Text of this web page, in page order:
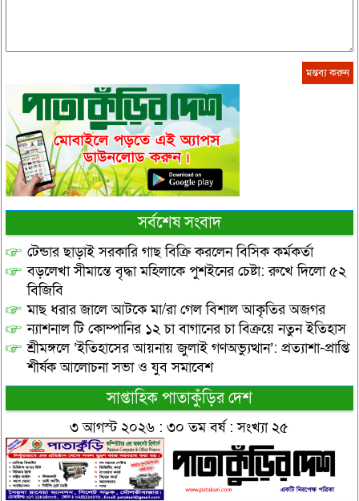
সর্বশেষ সংবাদ
টেন্ডার ছাড়াই সরকারি গাছ বিক্রি করলেন বিসিক কর্মকর্তা
বড়লেখা সীমান্তে বৃদ্ধা মহিলাকে পুশইনের চেষ্টা: রুখে দিলো ৫২
বিজিবি
মাছ ধরার জালে আটকে মা/রা গেল বিশাল আকৃতির অজগর
ন্যাশনাল টি কোম্পানির ১২ চা বাগানের চা বিক্রয়ে নতুন ইতিহাস
শ্রীমঙ্গলে ‘ইতিহাসের আয়নায় জুলাই গণঅভ্যুত্থান’: প্রত্যাশা-প্রাপ্তি
শীর্ষক আলোচনা সভা ও যুব সমাবেশ
সাপ্তাহিক পাতাকুঁড়ির দেশ
৩ আগস্ট ২০২৬ : ৩০ তম বর্ষ : সংখ্যা ২৫